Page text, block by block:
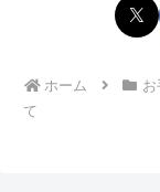
ホーム お
て